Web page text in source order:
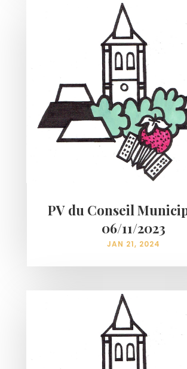
PV du Conseil
06/11/2023
JAN 21, 2024